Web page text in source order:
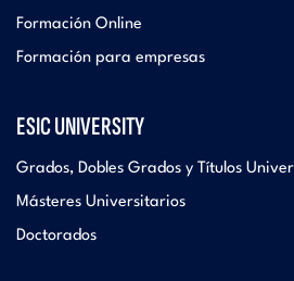
Formación Online
Formación para empresas
ESIC UNIVERSITY
Grados, Dobles Grados y Títulos
Másteres Universitarios
Doctorados